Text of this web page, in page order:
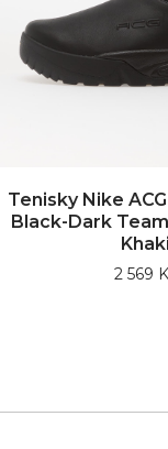
Tenisky Nike
Black-Dark
Khaki
2 569